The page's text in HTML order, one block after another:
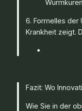
6. Formelles der
Krankheit zeigt.
Fazit: Wo
Wie Sie in der